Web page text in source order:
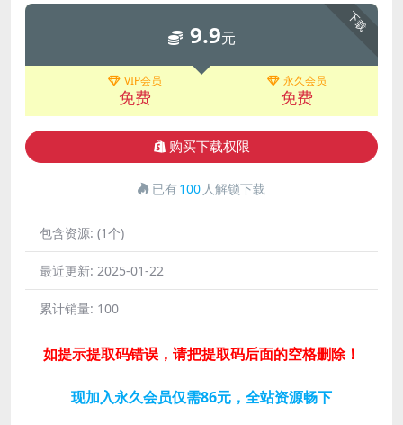
下载
9.9元
VIP会员
免费
永久会员
免费
购买下载权限
已有100 人解锁下载
包含资源: (1个)
最近更新: 2025-01-22
累计销量: 100
如提示提取码错误，请把提取码后面的空格删除！
现加入永久会员仅需86元，全站资源畅下